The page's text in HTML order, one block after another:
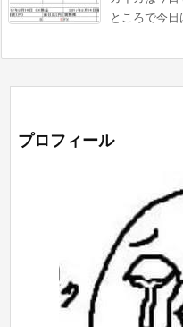
ところで今
プロフィール